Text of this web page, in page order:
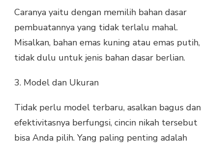
Caranya yaitu dengan memilih bahan dasar
pembuatannya yang tidak terlalu mahal.
Misalkan, bahan emas kuning atau emas putih,
tidak dulu untuk jenis bahan dasar berlian.
3. Model dan Ukuran
Tidak perlu model terbaru, asalkan bagus dan
efektivitasnya berfungsi, cincin nikah tersebut
bisa Anda pilih. Yang paling penting adalah